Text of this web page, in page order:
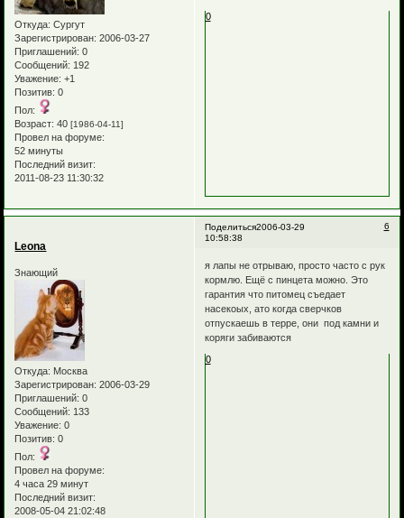
Откуда: Сургут
Зарегистрирован: 2006-03-27
Приглашений: 0
Сообщений: 192
Уважение: +1
Позитив: 0
Пол:
Возраст: 40[1986-04-11]
Провел на форуме:
52 минуты
Последний визит:
2011-08-23 11:30:32
0
Поделиться 6
2006-03-29
10:58:38
Leona
Знающий
Откуда: Москва
Зарегистрирован: 2006-03-29
Приглашений: 0
Сообщений: 133
Уважение: 0
Позитив: 0
Пол:
Провел на форуме:
4 часа 29 минут
Последний визит:
2008-05-04 21:02:48
я лапы не отрываю, просто часто с рук
кормлю. Ещё с пинцета можно. Это
гарантия что питомец съедает
насекоых, ато когда сверчков
отпускаешь в терре, они под камни и
коряги забиваются
0